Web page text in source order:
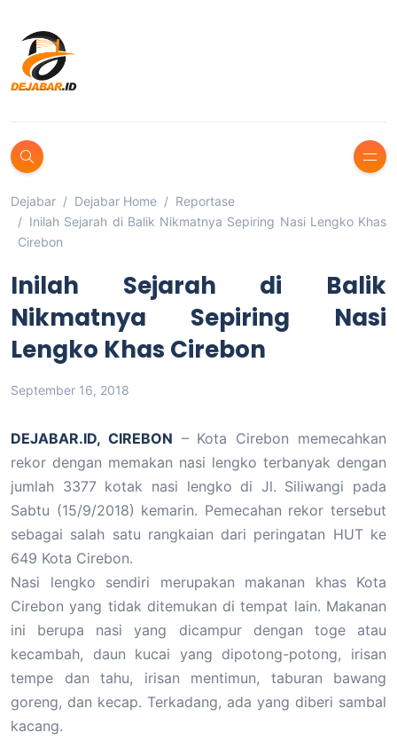
Dejabar Dejabar Home
Reportase
Inilah Sejarah di Balik Nikmatnya Sepiring Nasi Lengko Khas
Cirebon
Inilah Sejarah di Balik
Nikmatnya Sepiring Nasi
Lengko Khas Cirebon
September 16, 2018
DEJABAR.ID, CIREBON – Kota Cirebon memecahkan
rekor dengan memakan nasi lengko terbanyak dengan
jumlah 3377 kotak nasi lengko di Jl. Siliwangi pada
Sabtu (15/9/2018) kemarin. Pemecahan rekor tersebut
sebagai salah satu rangkaian dari peringatan HUT ke
649 Kota Cirebon.
Nasi lengko sendiri merupakan makanan khas Kota
Cirebon yang tidak ditemukan di tempat lain. Makanan
ini berupa nasi yang dicampur dengan toge atau
kecambah, daun kucai yang dipotong-potong, irisan
tempe dan tahu, irisan mentimun, taburan bawang
goreng, dan kecap. Terkadang, ada yang diberi sambal
kacang.